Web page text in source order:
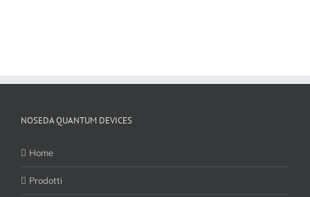
NOSEDA QUANTUM DEVICES
Home
Prodotti